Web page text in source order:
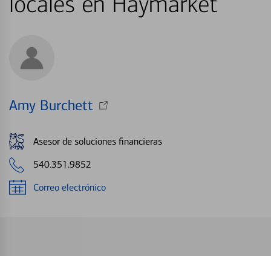
Amy Burchett
Asesor de soluciones financieras
540.351.9852
Correo electrónico